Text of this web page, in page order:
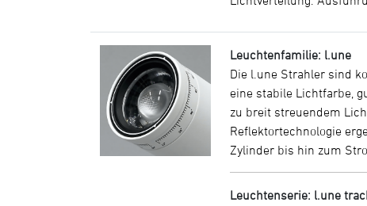
Leuchtenfamilie: l.une
Die l.une Strahler sind
eine stabile Lichtfarbe,
zu breit streuendem
Reflektortechnologie
Zylinder bis hin zum
Leuchtenserie: l.une